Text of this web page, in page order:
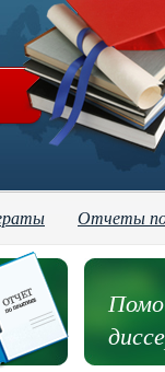
Отчеты